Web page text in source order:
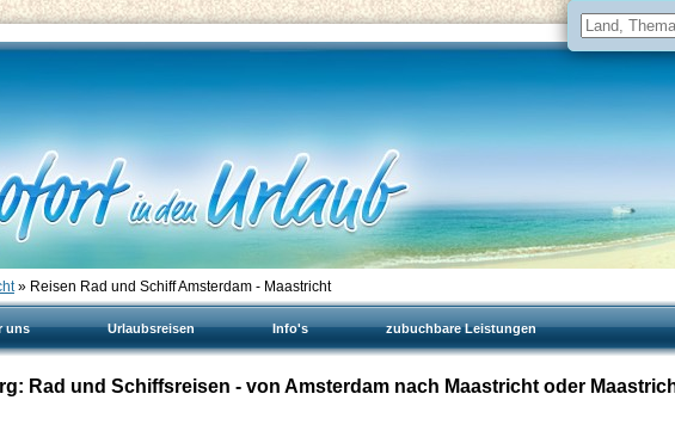
» Reisen Rad und Schiff Amsterdam - Maastricht
uns Urlaubsreisen Info's zubuchbare Leistungen
Rad und Schiffsreisen - von Amsterdam nach Maastricht oder